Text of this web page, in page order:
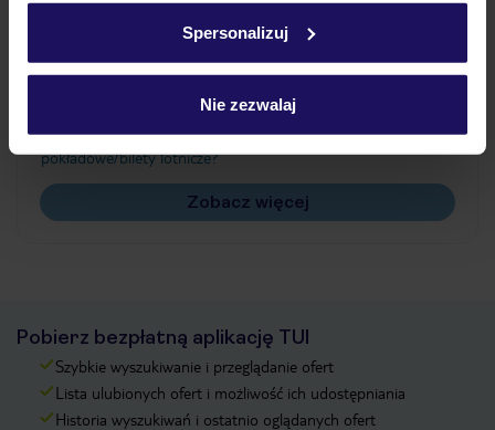
Spersonalizuj
Nie zezwalaj
Czy w Hotelu będzie przedstawiciel TUI?
Na jakiej podstawie i gdzie otrzymam karty
pokładowe/bilety lotnicze?
Zobacz więcej
Pobierz bezpłatną aplikację TUI
Szybkie wyszukiwanie i przeglądanie ofert
Lista ulubionych ofert i możliwość ich udostępniania
Historia wyszukiwań i ostatnio oglądanych ofert